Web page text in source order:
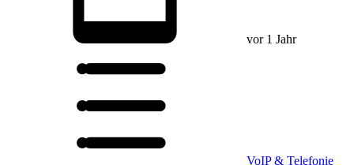
vor 1 Jahr
VoIP & Telefonie